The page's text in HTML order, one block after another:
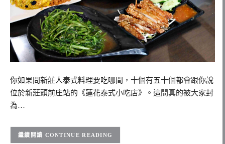
你如果問新莊人泰式料理要吃哪間，十個有五十個都會跟你說
位於新莊頭前庄站的《蓮花泰式小吃店》。這間真的被大家封
為…
CONTINUE READING